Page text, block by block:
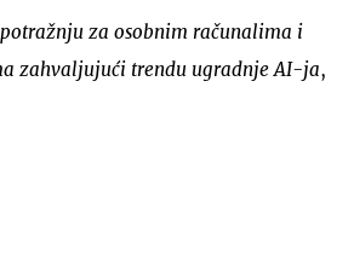
za osobnim računalima i
zahvaljujući trendu ugradnje AI-ja,